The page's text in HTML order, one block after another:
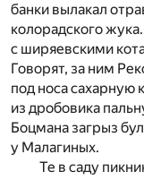
банки вылакал
колорадского
с ширяевскими
Говорят, за ним
под носа сахарную
из дробовика
Боцмана загрыз
у Малагиных.
Те в саду